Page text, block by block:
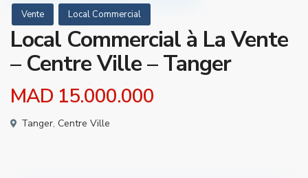
Vente Local Commercial
Local Commercial à La Vente
– Centre Ville – Tanger
MAD 15.000.000
Tanger, Centre Ville